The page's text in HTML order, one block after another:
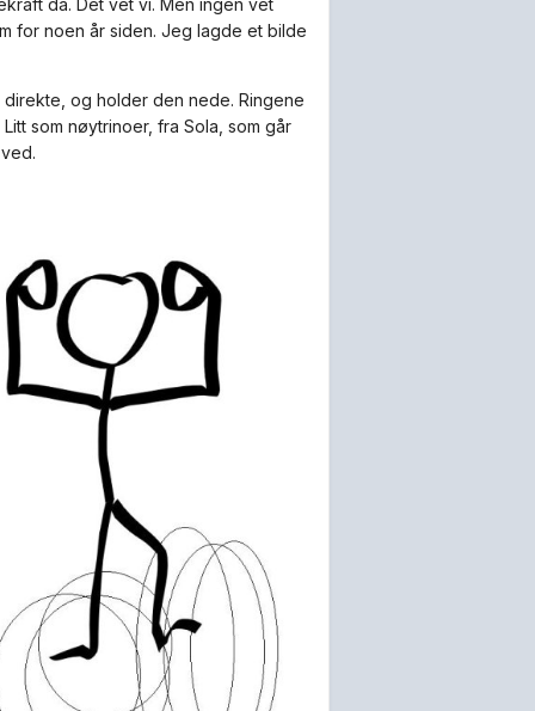
da. Det vet vi. Men ingen vet
for noen år siden. Jeg lagde et bilde
og holder den nede. Ringene
som nøytrinoer, fra Sola, som går